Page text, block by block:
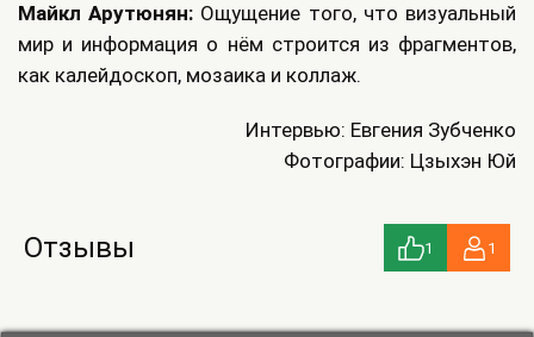
Майкл Арутюнян: Ощущение того, что визуальный
мир и информация о нём строится из фрагментов,
как калейдоскоп, мозаика и коллаж.
Интервью: Евгения Зубченко
Фотографии: Цзыхэн Юй
Отзывы 1 1